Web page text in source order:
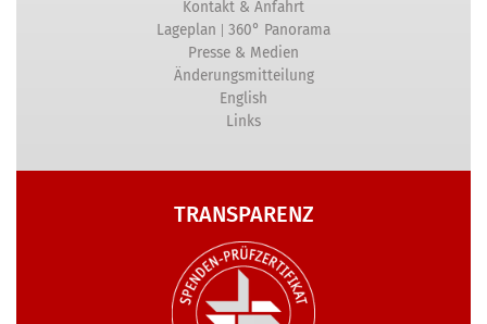
Kontakt & Anfahrt
Lageplan | 360° Panorama
Presse & Medien
Änderungsmitteilung
English
Links
TRANSPARENZ